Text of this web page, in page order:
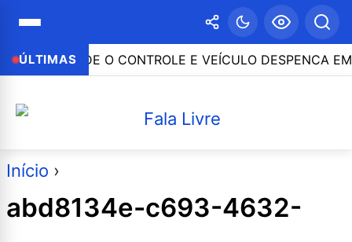
ÚLTIMAS
O CONTROLE E VEÍCULO DESPENCA EM RIBANCEIRA
Início ›
abd8134e-c693-4632-